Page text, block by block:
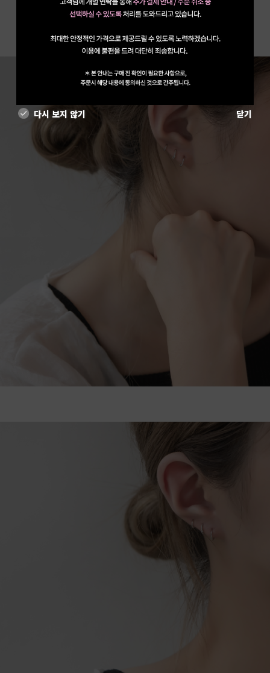
다시 보지 않기 닫기